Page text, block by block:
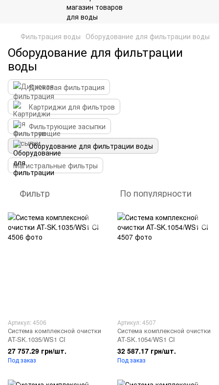
Фильтрация воды Оборудование для фильтрации воды
Оборудование для фильтрации
воды
Дисковая фильтрация
Картриджи для фильтров
Фильтрующие засыпки
Оборудование для фильтрации воды
Магистральные фильтры
Фильтр По популярности
Артикул: 4506
Система комплексной очистки
AT-SK.1035/WS1 CI
27 757.29 грн/шт.
Под заказ
Артикул: 4507
Система комплексной очистки
AT-SK.1054/WS1 CI
32 587.17 грн/шт.
Под заказ